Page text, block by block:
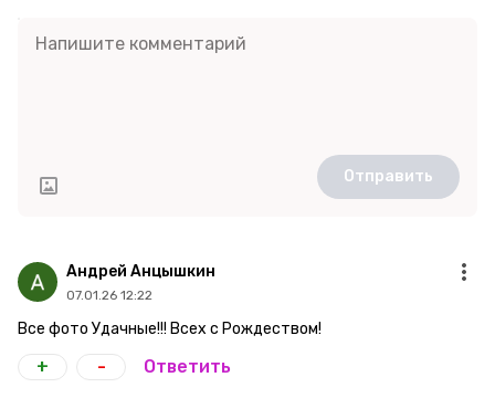
Отправить
Андрей Анцышкин
07.01.26 12:22
Все фото Удачные!!! Всех с Рождеством!
+ - Ответить